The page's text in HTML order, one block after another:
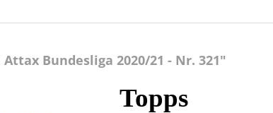
Bundesliga 2020/21 - Nr. 321"
Topps